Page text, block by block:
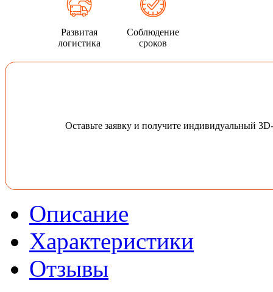
Развитая
логистика
Соблюдение
сроков
Оставьте заявку и получите индивидуальный
Описание
Характеристики
Отзывы